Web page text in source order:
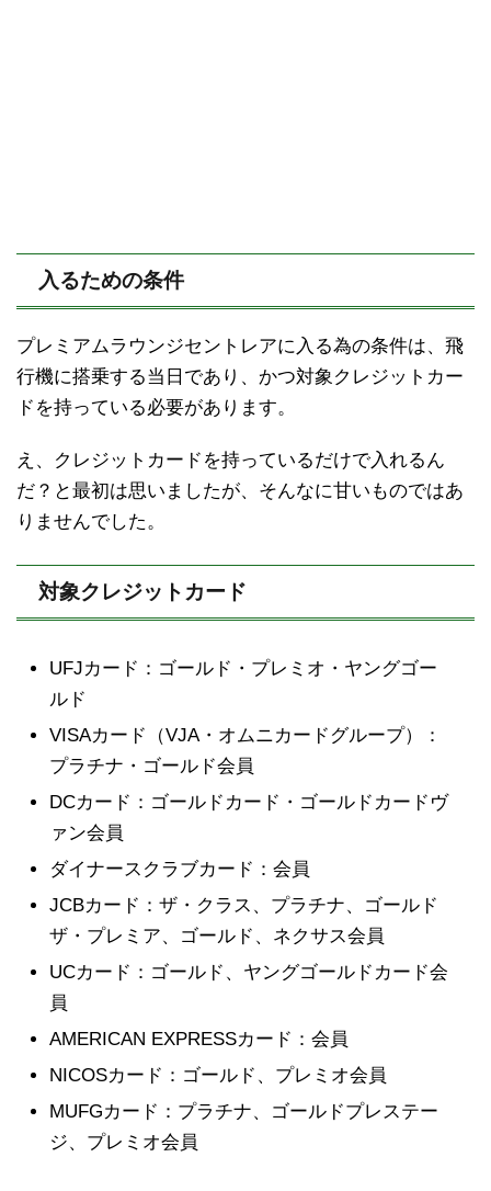
入るための条件
プレミアムラウンジセントレアに入る為の条件は、飛
行機に搭乗する当日であり、かつ対象クレジットカー
ドを持っている必要があります。
え、クレジットカードを持っているだけで入れるん
だ？と最初は思いましたが、そんなに甘いものではあ
りませんでした。
対象クレジットカード
UFJカード：ゴールド・プレミオ・ヤングゴー
ルド
VISAカード（VJA・オムニカードグループ）：
プラチナ・ゴールド会員
DCカード：ゴールドカード・ゴールドカードヴ
ァン会員
ダイナースクラブカード：会員
JCBカード：ザ・クラス、プラチナ、ゴールド
ザ・プレミア、ゴールド、ネクサス会員
UCカード：ゴールド、ヤングゴールドカード会
員
AMERICAN EXPRESSカード：会員
NICOSカード：ゴールド、プレミオ会員
MUFGカード：プラチナ、ゴールドプレステー
ジ、プレミオ会員